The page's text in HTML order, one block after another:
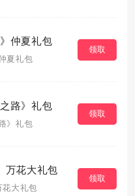
仲夏礼包
夏礼包
领取
路》礼包
》礼包
领取
万花大礼包
花大礼包
领取